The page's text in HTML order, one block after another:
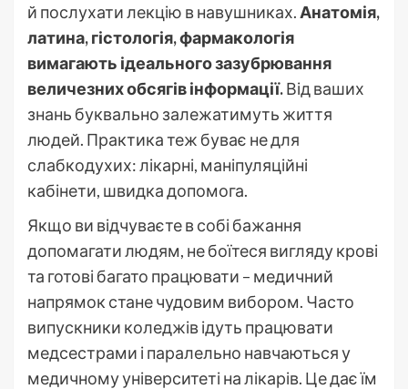
й послухати лекцію в навушниках. Анатомія,
латина, гістологія, фармакологія
вимагають ідеального зазубрювання
величезних обсягів інформації.Від ваших
знань буквально залежатимуть життя
людей. Практика теж буває не для
слабкодухих: лікарні, маніпуляційні
кабінети, швидка допомога.
Якщо ви відчуваєте в собі бажання
допомагати людям, не боїтеся вигляду крові
та готові багато працювати – медичний
напрямок стане чудовим вибором. Часто
випускники коледжів ідуть працювати
медсестрами і паралельно навчаються у
медичному університеті на лікарів. Це дає їм